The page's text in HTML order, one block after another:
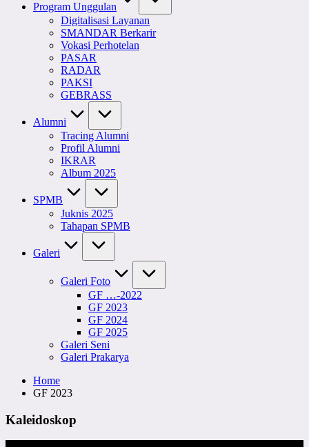
Program Unggulan
Digitalisasi Layanan
SMANDAR Berkarir
Vokasi Perhotelan
PASAR
RADAR
PAKSI
GEBRASS
Alumni
Tracing Alumni
Profil Alumni
IKRAR
Album 2025
SPMB
Juknis 2025
Tahapan SPMB
Galeri
Galeri Foto
GF …-2022
GF 2023
GF 2024
GF 2025
Galeri Seni
Galeri Prakarya
Home
GF 2023
Kaleidoskop